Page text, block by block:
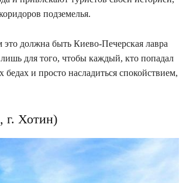
подземелья.
это должна быть Киево-Печерская лавра
для того, чтобы каждый, кто попадал
и просто насладиться спокойствием,
г. Хотин)